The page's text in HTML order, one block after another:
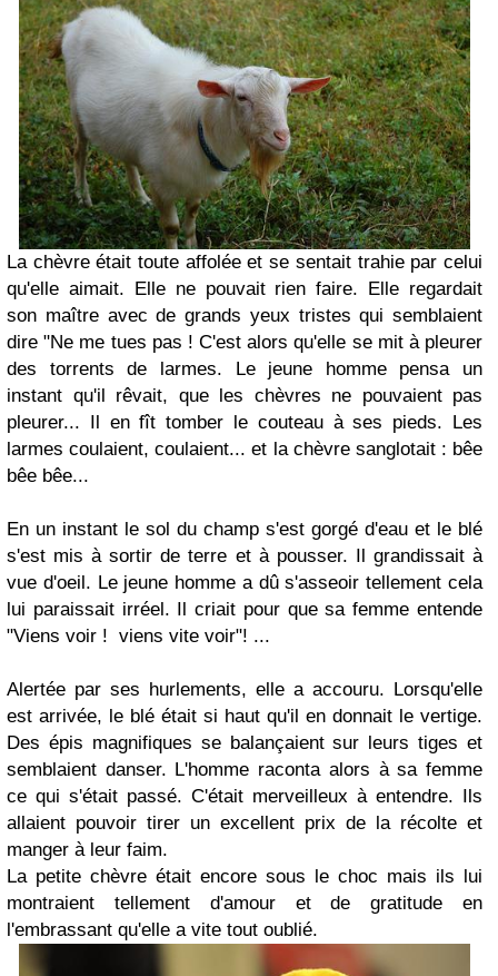
La chèvre était toute affolée et se sentait trahie par celui
qu'elle aimait. Elle ne pouvait rien faire. Elle regardait
son maître avec de grands yeux tristes qui semblaient
dire "Ne me tues pas ! C'est alors qu'elle se mit à pleurer
des torrents de larmes. Le jeune homme pensa un
instant qu'il rêvait, que les chèvres ne pouvaient pas
pleurer... Il en fît tomber le couteau à ses pieds. Les
larmes coulaient, coulaient... et la chèvre sanglotait : bêe
bêe bêe...
En un instant le sol du champ s'est gorgé d'eau et le blé
s'est mis à sortir de terre et à pousser. Il grandissait à
vue d'oeil. Le jeune homme a dû s'asseoir tellement cela
lui paraissait irréel. Il criait pour que sa femme entende
"Viens voir ! viens vite voir"! ...
Alertée par ses hurlements, elle a accouru. Lorsqu'elle
est arrivée, le blé était si haut qu'il en donnait le vertige.
Des épis magnifiques se balançaient sur leurs tiges et
semblaient danser. L'homme raconta alors à sa femme
ce qui s'était passé. C'était merveilleux à entendre. Ils
allaient pouvoir tirer un excellent prix de la récolte et
manger à leur faim.
La petite chèvre était encore sous le choc mais ils lui
montraient tellement d'amour et de gratitude en
l'embrassant qu'elle a vite tout oublié.